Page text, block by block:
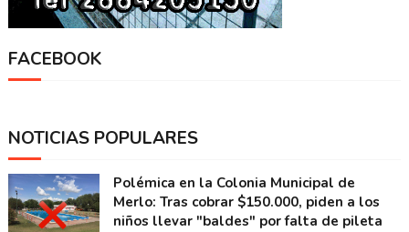
FACEBOOK
NOTICIAS POPULARES
Polémica en la Colonia Municipal de
Merlo: Tras cobrar $150.000, piden a los
niños llevar "baldes" por falta de pileta